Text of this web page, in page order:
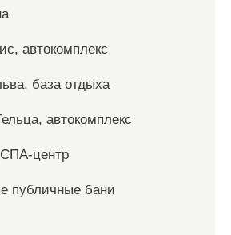
автокомплекс
база отдыха
автокомплекс
центр
публичные бани